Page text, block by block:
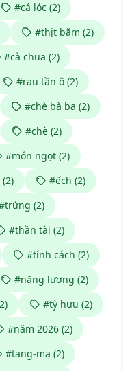
#cá lóc (2)
#thịt băm (2)
#cà chua (2)
#rau tần ô (2)
#chè bà ba (2)
#chè (2)
#món ngọt (2)
#ếch (2)
(2)
#thần tài (2)
#tính cách (2)
#năng lượng (2)
#tỳ hưu (2)
#năm 2026 (2)
#tang-ma (2)